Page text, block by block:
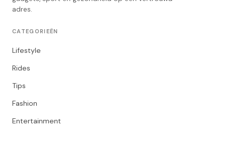
adres.
CATEGORIEËN
Lifestyle
Rides
Tips
Fashion
Entertainment